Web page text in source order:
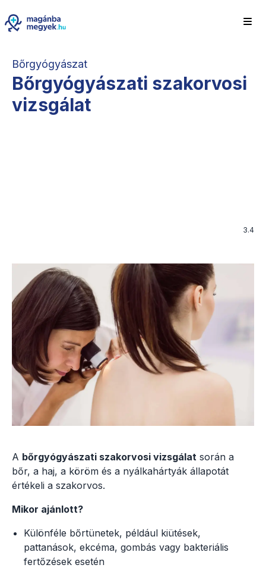
Bőrgyógyászat
Bőrgyógyászati szakorvosi
vizsgálat
3.4
A bőrgyógyászati szakorvosi vizsgálat során a
bőr, a haj, a köröm és a nyálkahártyák állapotát
értékeli a szakorvos.
Mikor ajánlott?
Különféle bőrtünetek, például kiütések,
pattanások, ekcéma, gombás vagy bakteriális
fertőzések esetén